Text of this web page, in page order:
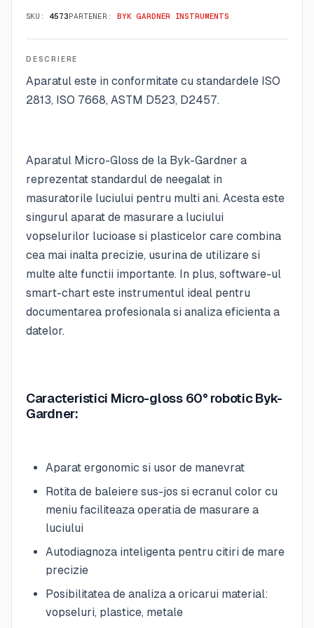
SKU: 4573PARTENER: BYK GARDNER INSTRUMENTS
DESCRIERE
Aparatul este in conformitate cu standardele ISO
2813, ISO 7668, ASTM D523, D2457.
Aparatul Micro-Gloss de la Byk-Gardner a
reprezentat standardul de neegalat in
masuratorile luciului pentru multi ani. Acesta este
singurul aparat de masurare a luciului
vopselurilor lucioase si plasticelor care combina
cea mai inalta precizie, usurina de utilizare si
multe alte functii importante. In plus, software-ul
smart-chart este instrumentul ideal pentru
documentarea profesionala si analiza eficienta a
datelor.
Caracteristici Micro-gloss 60° robotic Byk-
Gardner:
Aparat ergonomic si usor de manevrat
Rotita de baleiere sus-jos si ecranul color cu
meniu faciliteaza operatia de masurare a
luciului
Autodiagnoza inteligenta pentru citiri de mare
precizie
Posibilitatea de analiza a oricarui material:
vopseluri, plastice, metale